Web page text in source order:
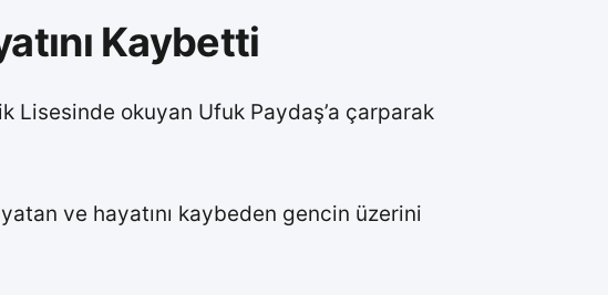
Kaybetti
Lisesinde okuyan Ufuk Paydaş’a çarparak
ve hayatını kaybeden gencin üzerini